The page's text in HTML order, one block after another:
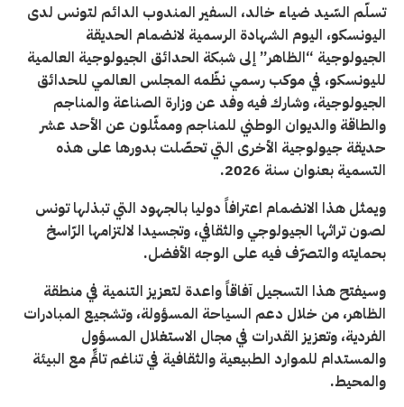
تسلّم السّيد ضياء خالد، السفير المندوب الدائم لتونس لدى
اليونسكو، اليوم الشهادة الرسمية لانضمام الحديقة
الجيولوجية “الظاهر”إلى شبكة الحدائق الجيولوجية العالمية
لليونسكو، في موكب رسمي نظّمه المجلس العالمي للحدائق
الجيولوجية، وشارك فيه وفد عن وزارة الصناعة والمناجم
والطاقة والديوان الوطني للمناجم وممثّلون عن الأحد عشر
حديقة جيولوجية الأخرى التي تحصّلت بدورها على هذه
التسمية بعنوان سنة 2026
.
ويمثل هذا الانضمام اعترافاً دوليا بالجهود التي تبذلها تونس
لصون تراثها الجيولوجي والثقافي، وتجسيدا لالتزامها الرّاسخ
بحمايته والتصرّف فيه على الوجه الأفضل.
وسيفتح هذا التسجيل آفاقاً واعدة لتعزيز التنمية في منطقة
الظاهر، من خلال دعم السياحة المسؤولة، وتشجيع المبادرات
الفردية، وتعزيز القدرات في مجال الاستغلال المسؤول
والمستدام للموارد الطبيعية والثقافية في تناغم تامٍّ مع البيئة
والمحيط.